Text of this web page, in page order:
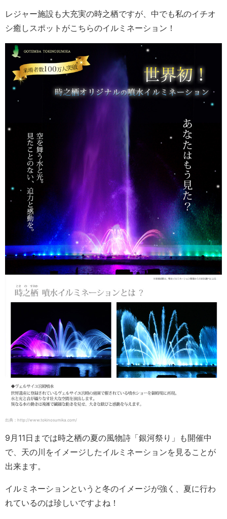
レジャー施設も大充実の時之栖ですが、中でも私のイチオ
シ癒しスポットがこちらのイルミネーション！
出典：http://www.tokinosumika.com/
9月11日までは時之栖の夏の風物詩「銀河祭り」も開催中
で、天の川をイメージしたイルミネーションを見ることが
出来ます。
イルミネーションというと冬のイメージが強く、夏に行わ
れているのは珍しいですよね！